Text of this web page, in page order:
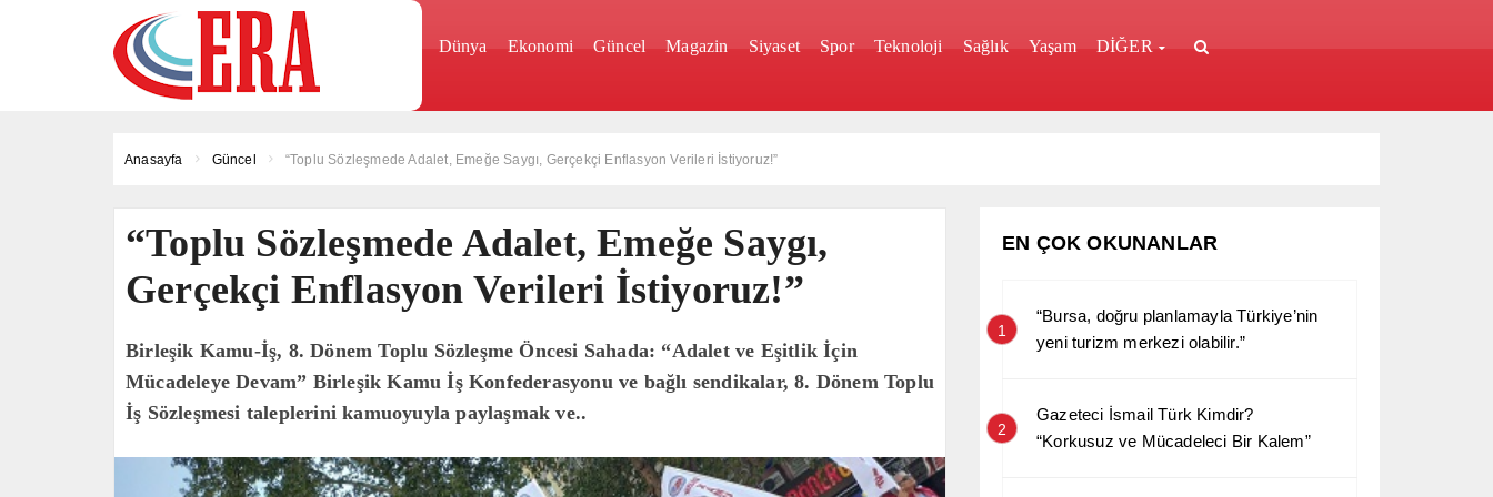
Dünya Ekonomi Güncel Magazin Siyaset Spor Teknoloji Sağlık Yaşam DİĞER
Anasayfa Güncel “Toplu Sözleşmede Adalet, Emeğe Saygı, Gerçekçi Enflasyon Verileri İstiyoruz!”
“Toplu Sözleşmede Adalet, Emeğe Saygı,
Gerçekçi Enflasyon Verileri İstiyoruz!”
Birleşik Kamu-İş, 8. Dönem Toplu Sözleşme Öncesi Sahada: “Adalet ve Eşitlik İçin
Mücadeleye Devam” Birleşik Kamu İş Konfederasyonu ve bağlı sendikalar, 8. Dönem Toplu
İş Sözleşmesi taleplerini kamuoyuyla paylaşmak ve..
EN ÇOK OKUNANLAR
1
“Bursa, doğru planlamayla Türkiye’nin
yeni turizm merkezi olabilir.”
2
Gazeteci İsmail Türk Kimdir?
“Korkusuz ve Mücadeleci Bir Kalem”